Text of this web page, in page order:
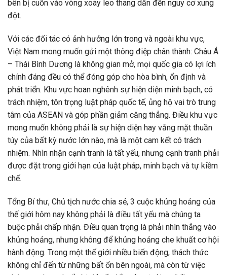
bên bị cuốn vào vòng xoáy leo thang dẫn đến nguy cơ xung
đột.
Với các đối tác có ảnh hưởng lớn trong và ngoài khu vực,
Việt Nam mong muốn gửi một thông điệp chân thành: Châu Á
– Thái Bình Dương là không gian mở, mọi quốc gia có lợi ích
chính đáng đều có thể đóng góp cho hòa bình, ổn định và
phát triển. Khu vực hoan nghênh sự hiện diện minh bạch, có
trách nhiệm, tôn trọng luật pháp quốc tế, ủng hộ vai trò trung
tâm của ASEAN và góp phần giảm căng thẳng. Điều khu vực
mong muốn không phải là sự hiện diện hay vắng mặt thuần
túy của bất kỳ nước lớn nào, mà là một cam kết có trách
nhiệm. Nhìn nhận cạnh tranh là tất yếu, nhưng cạnh tranh phải
được đặt trong giới hạn của luật pháp, minh bạch và tự kiềm
chế.
Tổng Bí thư, Chủ tịch nước chia sẻ, 3 cuộc khủng hoảng của
thế giới hôm nay không phải là điều tất yếu mà chúng ta
buộc phải chấp nhận. Điều quan trọng là phải nhìn thẳng vào
khủng hoảng, nhưng không để khủng hoảng che khuất cơ hội
hành động. Trong một thế giới nhiều biến động, thách thức
không chỉ đến từ những bất ổn bên ngoài, mà còn từ việc